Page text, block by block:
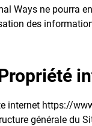
Ways ne pourra
des
internet https://
générale du